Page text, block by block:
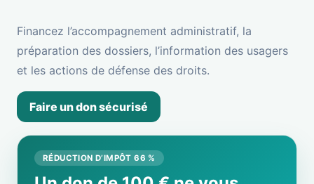
Financez l’accompagnement administratif, la
préparation des dossiers, l’information des usagers
et les actions de défense des droits.
Faire un don sécurisé
RÉDUCTION D’IMPÔT 66 %